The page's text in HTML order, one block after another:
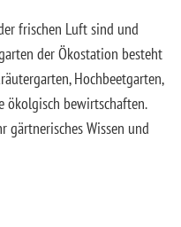
frischen Luft sind und
der Ökostation besteht
Hochbeetgarten,
ökolgisch bewirtschaften.
gärtnerisches Wissen und